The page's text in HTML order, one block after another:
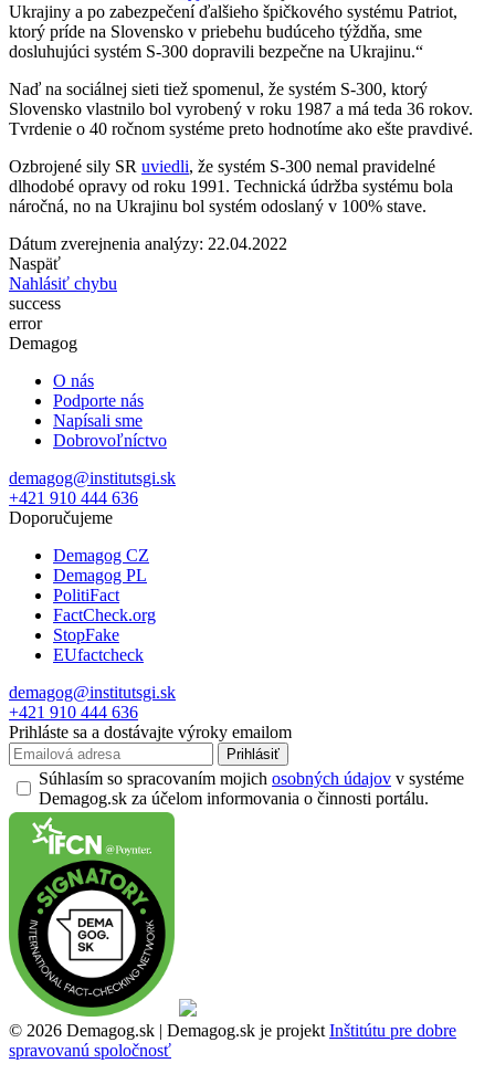
Ukrajiny a po zabezpečení ďalšieho špičkového systému Patriot,
ktorý príde na Slovensko v priebehu budúceho týždňa, sme
dosluhujúci systém S-300 dopravili bezpečne na Ukrajinu.“
Naď na sociálnej sieti tiež spomenul, že systém S-300, ktorý
Slovensko vlastnilo bol vyrobený v roku 1987 a má teda 36 rokov.
Tvrdenie o 40 ročnom systéme preto hodnotíme ako ešte pravdivé.
Ozbrojené sily SR uviedli, že systém S-300 nemal pravidelné
dlhodobé opravy od roku 1991. Technická údržba systému bola
náročná, no na Ukrajinu bol systém odoslaný v 100% stave.
Dátum zverejnenia analýzy: 22.04.2022
Naspäť
Nahlásiť chybu
success
error
Demagog
O nás
Podporte nás
Napísali sme
Dobrovoľníctvo
demagog@institutsgi.sk
+421 910 444 636
Doporučujeme
Demagog CZ
Demagog PL
PolitiFact
FactCheck.org
StopFake
EUfactcheck
demagog@institutsgi.sk
+421 910 444 636
Prihláste sa a dostávajte výroky emailom
Prihlásiť
Súhlasím so spracovaním mojich osobných údajov v systéme
Demagog.sk za účelom informovania o činnosti portálu.
© 2026 Demagog.sk | Demagog.sk je projekt Inštitútu pre dobre
spravovanú spoločnosť